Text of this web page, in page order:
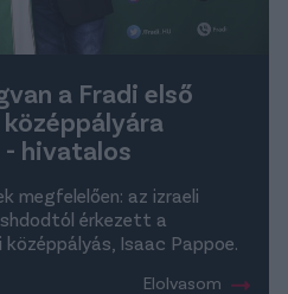
a Fradi első
hivatalos
megfelelően: az izraeli
érkezett a
Isaac Pappoe.
Elolvasom